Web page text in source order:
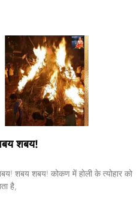
शबय!
शबय शबय! कोकण में होली के त्योहार को
है,